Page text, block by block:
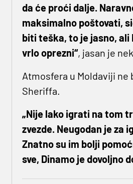
da će proći dalje.
maksimalno poštovati,
biti teška, to je jasno, ali
vrlo oprezni“, jasan je
Atmosfera u Moldaviji
Sheriffa.
„Nije lako igrati na tom
zvezde. Neugodan je za
Znatno su im bolji
sve, Dinamo je dovoljno